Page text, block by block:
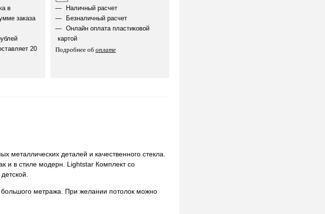
в
заказа
20
Наличный расчет
Безналичный расчет
Онлайн оплата пластиковой
картой
Подробнее об оплате
металлических деталей и качественного стекла.
и в стиле модерн. Lightstar Комплект со
большого метража. При желании потолок можно